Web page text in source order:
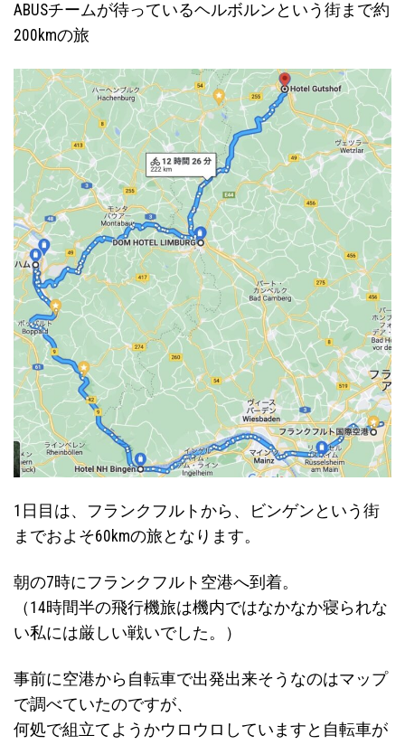
ABUSチームが待っているヘルボルンという街まで約
200kmの旅
1日目は、フランクフルトから、ビンゲンという街
までおよそ60kmの旅となります。
朝の7時にフランクフルト空港へ到着。
（14時間半の飛行機旅は機内ではなかなか寝られな
い私には厳しい戦いでした。）
事前に空港から自転車で出発出来そうなのはマップ
で調べていたのですが、
何処で組立てようかウロウロしていますと自転車が